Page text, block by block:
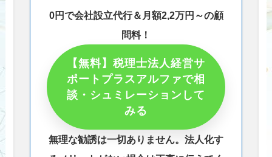
0円で会社設立代行＆月額2,2万円～の顧
問料！
【無料】税理士法人経営サ
ポートプラスアルファで相
談・シュミレーションして
みる
無理な勧誘は一切ありません。法人化す